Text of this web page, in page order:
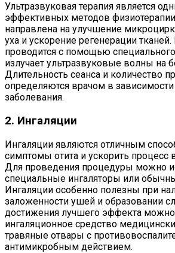
Ультразвуковая терапия является
эффективных методов
направлена на улучшение
уха и ускорение регенерации
проводится с помощью
излучает ультразвуковые волны на
Длительность сеанса и количество
определяются врачом в зависимости
заболевания.
2. Ингаляции
Ингаляции являются отличным
симптомы отита и ускорить процесс
Для проведения процедуры можно
специальные ингаляторы или
Ингаляции особенно полезны при
заложенности ушей и образовании
достижения лучшего эффекта
ингаляционное средство
травяные отвары с
антимикробным действием.